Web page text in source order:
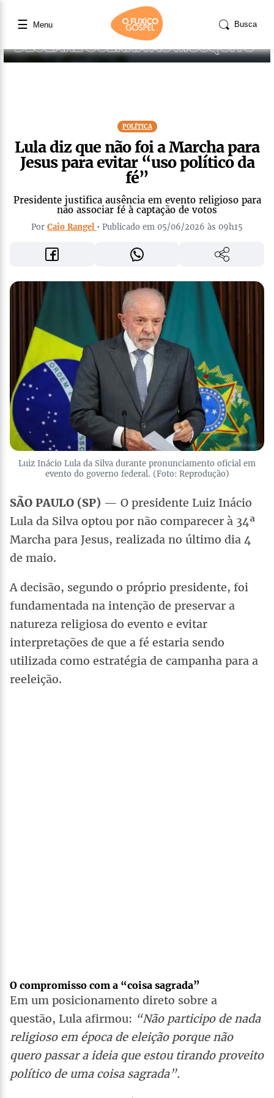
☰ Menu Busca
POLÍTICA
Lula diz que não foi a Marcha para
Jesus para evitar “uso político da
fé”
Presidente justifica ausência em evento religioso para
não associar fé à captação de votos
Por Caio Rangel • Publicado em 05/06/2026 às 09h15
Luiz Inácio Lula da Silva durante pronunciamento oficial em
evento do governo federal. (Foto: Reprodução)
SÃO PAULO (SP) — O presidente Luiz Inácio
Lula da Silva optou por não comparecer à 34ª
Marcha para Jesus, realizada no último dia 4
de maio.
A decisão, segundo o próprio presidente, foi
fundamentada na intenção de preservar a
natureza religiosa do evento e evitar
interpretações de que a fé estaria sendo
utilizada como estratégia de campanha para a
reeleição.
O compromisso com a “coisa sagrada”
Em um posicionamento direto sobre a
questão, Lula afirmou: “Não participo de nada
religioso em época de eleição porque não
quero passar a ideia que estou tirando proveito
político de uma coisa sagrada”.